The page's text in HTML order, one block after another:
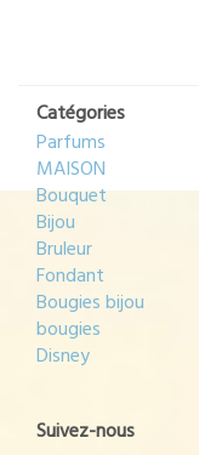
Catégories
Parfums
MAISON
Bouquet
Bijou
Bruleur
Fondant
Bougies bijou
bougies
Disney
Suivez-nous